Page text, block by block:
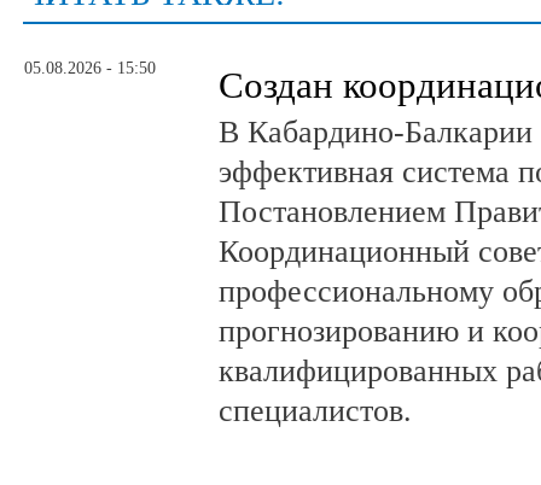
05.08.2026 - 15:50 Создан
В Кабардино-Балкарии
эффективная система
Постановлением
Координационный
профессиональному
прогнозированию и
квалифицированных
специалистов.